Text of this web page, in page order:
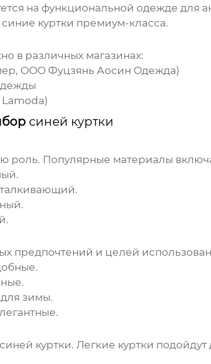
на функциональной одежде для
синие куртки премиум-класса.
в различных магазинах:
ООО Фуцзянь Аосин Одежда)
синей куртки
роль. Популярные материалы
предпочтений и целей
зимы.
синей куртки. Легкие куртки